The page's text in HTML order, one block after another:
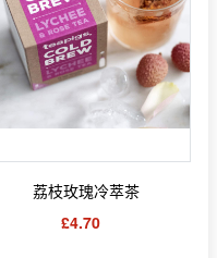
荔枝玫瑰冷萃茶
£4.70